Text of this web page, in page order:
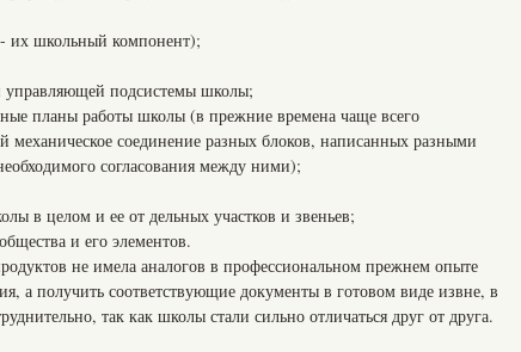
их школьный компонент);
подсистемы школы;
планы работы школы (в прежние времена чаще всего
механическое соединение разных блоков, написанных разными
согласования между ними);
в целом и ее от дельных участков и звеньев;
и его элементов.
не имела аналогов в профессиональном прежнем опыте
а получить соответствующие документы в готовом виде извне, в
так как школы стали сильно отличаться друг от друга.